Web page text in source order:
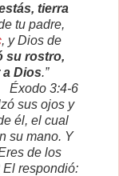
tierra
tu padre,
, y Dios de
su rostro,
Dios.”
Éxodo 3:4-6
sus ojos y
él, el cual
su mano. Y
de los
El respondió: